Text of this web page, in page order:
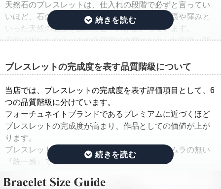
天然石のブレスレットは、仕入れの段階で必ずと言ってい
いほど、石の品質のバラつきが生じ、クラック痕や窪みと
いった天然の痕跡を残したビーズが混ざっています。
表面に現れたクラックや空洞部分の磨けなかった箇所、部
ばれています。
そこで当店では、ルチルクォーツブレスレットを仕入れた
ままの状態でご紹介するのではなく、手間ひまをかけた
「組み替え作業」を行っています。
この作業では、ルチルのタイプ(ルチルの入り方、ルチルの
太さ、ルチルの色味、ルチルの内包量)と、水晶の透明度を
できる限り揃えるように努めています。
限り取り除き、ブレスレットを組み直すことで、製品とし
ブレスレットの完成度を表す品質階級について
当店では、ブレスレットの完成度を表す評価項目として、6
つの品質階級に分けています。
フォーチュネイトブランドであるプレミアムに近づくほど
ブレスレットの完成度が高まり、作品としての価値が上が
ります。
ブレスレットの完成度を決める基準は、品質にムラの無い
『統一感』です。
その統一感とは何かをご説明したいと思います。